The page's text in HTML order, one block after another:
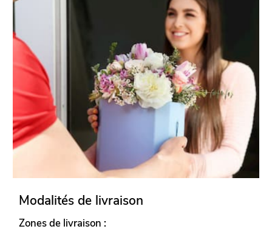
Modalités de livraison
Zones de livraison :